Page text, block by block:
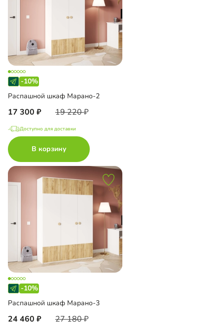
-10%
Распашной шкаф Марано-2
17 300 19 220
Доступно для доставки
В корзину
-10%
Распашной шкаф Марано-3
24 460 27 180